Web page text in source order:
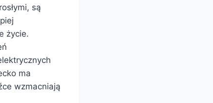
są
życie.
ma
wzmacniają